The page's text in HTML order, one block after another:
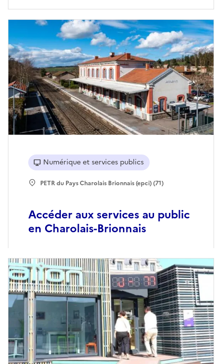
Accéder aux services au public
en Charolais-Brionnais
Numérique et services publics
PETR du Pays Charolais Brionnais (epci) (71)